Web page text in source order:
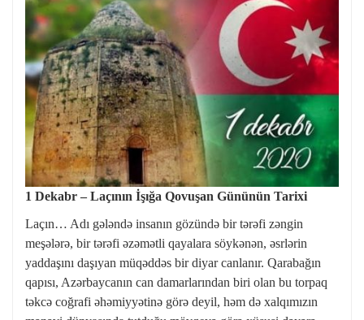
1 Dekabr – Laçının İşığa Qovuşan Gününün Tarixi
Laçın… Adı gələndə insanın gözündə bir tərəfi zəngin
meşələrə, bir tərəfi əzəmətli qayalara söykənən, əsrlərin
yaddaşını daşıyan müqəddəs bir diyar canlanır. Qarabağın
qapısı, Azərbaycanın can damarlarından biri olan bu torpaq
təkcə coğrafi əhəmiyyətinə görə deyil, həm də xalqımızın